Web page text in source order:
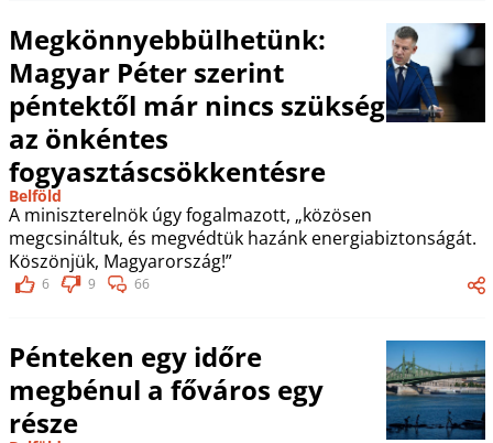
Megkönnyebbülhetünk:
Magyar Péter szerint
péntektől már nincs szükség
az önkéntes
fogyasztáscsökkentésre
Belföld
A miniszterelnök úgy fogalmazott, „közösen
megcsináltuk, és megvédtük hazánk energiabiztonságát.
Köszönjük, Magyarország!”
6 9 66
Pénteken egy időre
megbénul a főváros egy
része